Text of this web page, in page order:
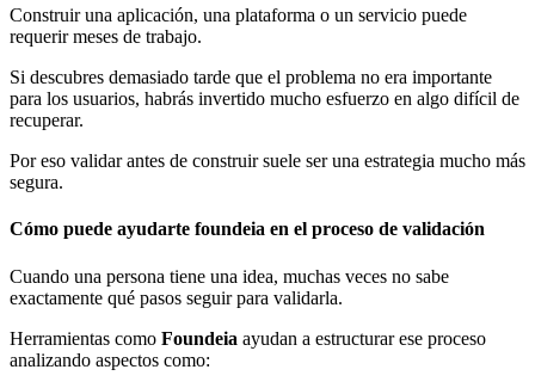
Construir una aplicación, una plataforma o un servicio puede
requerir meses de trabajo.
Si descubres demasiado tarde que el problema no era importante
para los usuarios, habrás invertido mucho esfuerzo en algo difícil de
recuperar.
Por eso validar antes de construir suele ser una estrategia mucho más
segura.
Cómo puede ayudarte foundeia en el proceso de validación
Cuando una persona tiene una idea, muchas veces no sabe
exactamente qué pasos seguir para validarla.
Herramientas como Foundeia ayudan a estructurar ese proceso
analizando aspectos como: